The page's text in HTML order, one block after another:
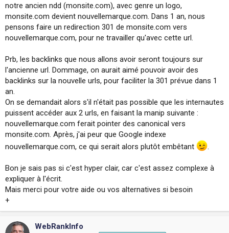
notre ancien ndd (monsite.com), avec genre un logo,
monsite.com devient nouvellemarque.com. Dans 1 an, nous
pensons faire un redirection 301 de monsite.com vers
nouvellemarque.com, pour ne travailler qu'avec cette url.
Prb, les backlinks que nous allons avoir seront toujours sur
l'ancienne url. Dommage, on aurait aimé pouvoir avoir des
backlinks sur la nouvelle urls, pour faciliter la 301 prévue dans 1
an.
On se demandait alors s'il n'était pas possible que les internautes
puissent accéder aux 2 urls, en faisant la manip suivante :
nouvellemarque.com ferait pointer des canonical vers
monsite.com. Après, j'ai peur que Google indexe
nouvellemarque.com, ce qui serait alors plutôt embêtant
Bon je sais pas si c'est hyper clair, car c'est assez complexe à
expliquer à l'écrit.
Mais merci pour votre aide ou vos alternatives si besoin
+
WebRankInfo